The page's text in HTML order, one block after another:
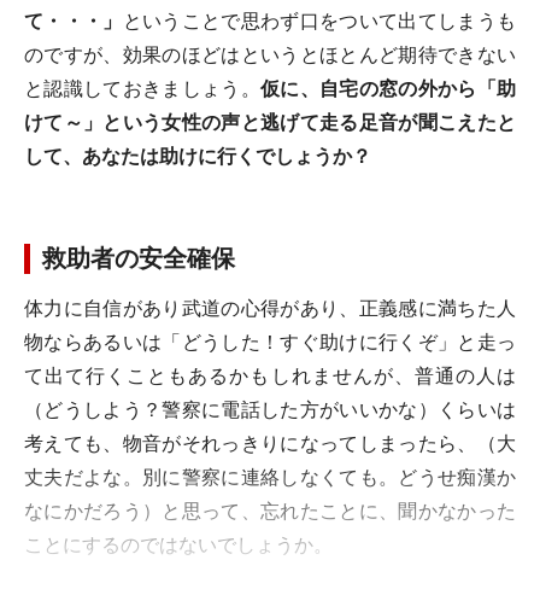
て・・・」 ということで思わず口をついて出てしまうも
のですが、効果のほどはというとほとんど期待できない
と認識しておきましょう。 仮に、自宅の窓の外から「助
けて～」という女性の声と逃げて走る足音が聞こえたと
して、あなたは助けに行くでしょうか？
救助者の安全確保
体力に自信があり武道の心得があり、正義感に満ちた人
物ならあるいは「どうした！すぐ助けに行くぞ」と走っ
て出て行くこともあるかもしれませんが、普通の人は
（どうしよう？警察に電話した方がいいかな）くらいは
考えても、物音がそれっきりになってしまったら、（大
丈夫だよな。別に警察に連絡しなくても。どうせ痴漢か
なにかだろう）と思って、忘れたことに、聞かなかった
ことにするのではないでしょうか。